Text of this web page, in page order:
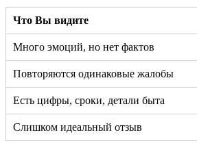
Что Вы видите
Много эмоций, но нет фактов
Повторяются одинаковые жалобы
Есть цифры, сроки, детали быта
Слишком идеальный отзыв